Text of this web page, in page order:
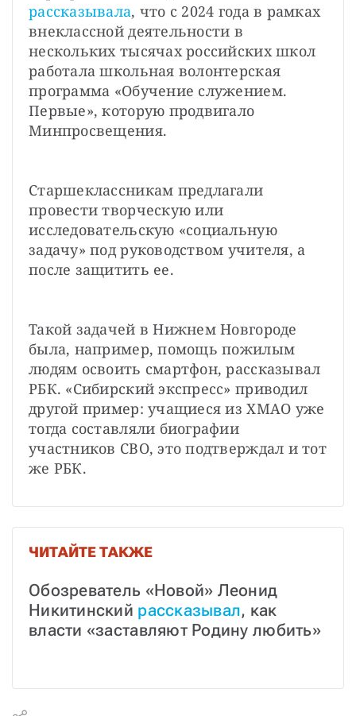
рассказывала, что с 2024 года в рамках
внеклассной деятельности в
нескольких тысячах российских школ
работала школьная волонтерская
программа «Обучение служением.
Первые», которую продвигало
Минпросвещения.
Старшеклассникам предлагали
провести творческую или
исследовательскую «социальную
задачу» под руководством учителя, а
после защитить ее.
Такой задачей в Нижнем Новгороде
была, например, помощь пожилым
людям освоить смартфон, рассказывал
РБК. «Сибирский экспресс» приводил
другой пример: учащиеся из ХМАО уже
тогда составляли биографии
участников СВО, это подтверждал и тот
же РБК.
ЧИТАЙТЕ ТАКЖЕ
Обозреватель «Новой» Леонид
Никитинский рассказывал, как
власти «заставляют Родину любить»